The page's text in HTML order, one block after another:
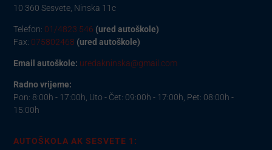
10 360 Sesvete, Ninska 11c
Telefon: 01/4823 546 (ured autoškole)
Fax: 075802468 (ured autoškole)
Email autoškole: uredakninska@gmail.com
Radno vrijeme:
Pon: 8:00h - 17:00h, Uto - Čet: 09:00h - 17:00h, Pet: 08:00h -
15:00h
AUTOŠKOLA AK SESVETE 1: